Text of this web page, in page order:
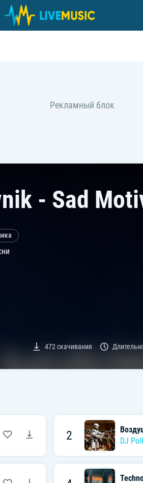
- Sad
472скачивания
2
DJ